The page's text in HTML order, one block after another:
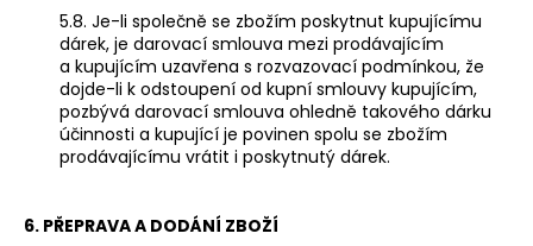
5.8. Je-li společně se zbožím poskytnut kupujícímu
dárek, je darovací smlouva mezi prodávajícím
a kupujícím uzavřena s rozvazovací podmínkou, že
dojde-li k odstoupení od kupní smlouvy kupujícím,
pozbývá darovací smlouva ohledně takového dárku
účinnosti a kupující je povinen spolu se zbožím
prodávajícímu vrátit i poskytnutý dárek.
6. PŘEPRAVA A DODÁNÍ ZBOŽÍ